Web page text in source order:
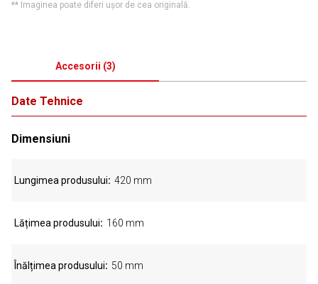
** Imaginea poate diferi ușor de cea originală.
Accesorii (3)
Date Tehnice
Dimensiuni
Lungimea produsului 420 mm
Lățimea produsului 160 mm
Înălțimea produsului 50 mm